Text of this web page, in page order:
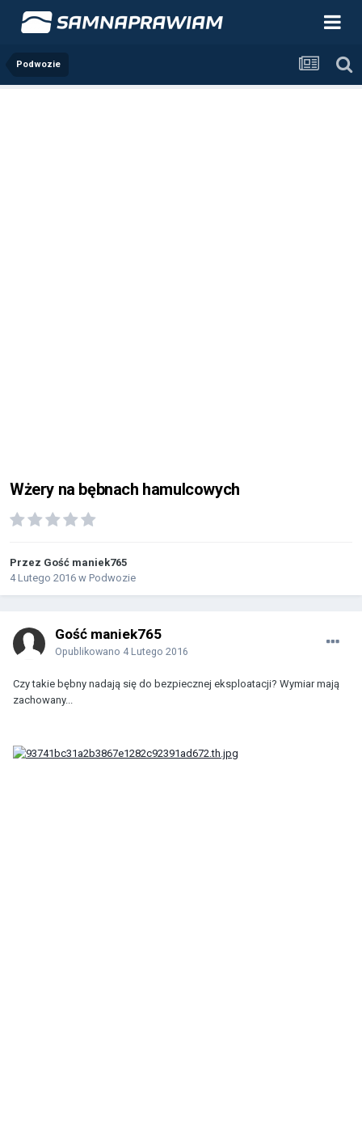
Podwozie
Wżery na bębnach hamulcowych
Przez Gość maniek765
4 Lutego 2016 w Podwozie
Gość maniek765
Opublikowano 4 Lutego 2016
Czy takie bębny nadają się do bezpiecznej eksploatacji? Wymiar mają
zachowany...